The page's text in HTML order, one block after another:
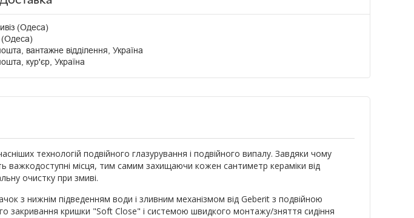
(Одеса)
(Одеса)
вантажне відділення, Україна
кур'єр, Україна
технологій подвійного глазурування і подвійного випалу. Завдяки чому
важкодоступні місця, тим самим захищаючи кожен сантиметр кераміки від
очистку при змиві.
з нижнім підведенням води і зливним механізмом від Geberit з подвійною
закривання кришки "Soft Close" і системою швидкого монтажу/зняття сидіння